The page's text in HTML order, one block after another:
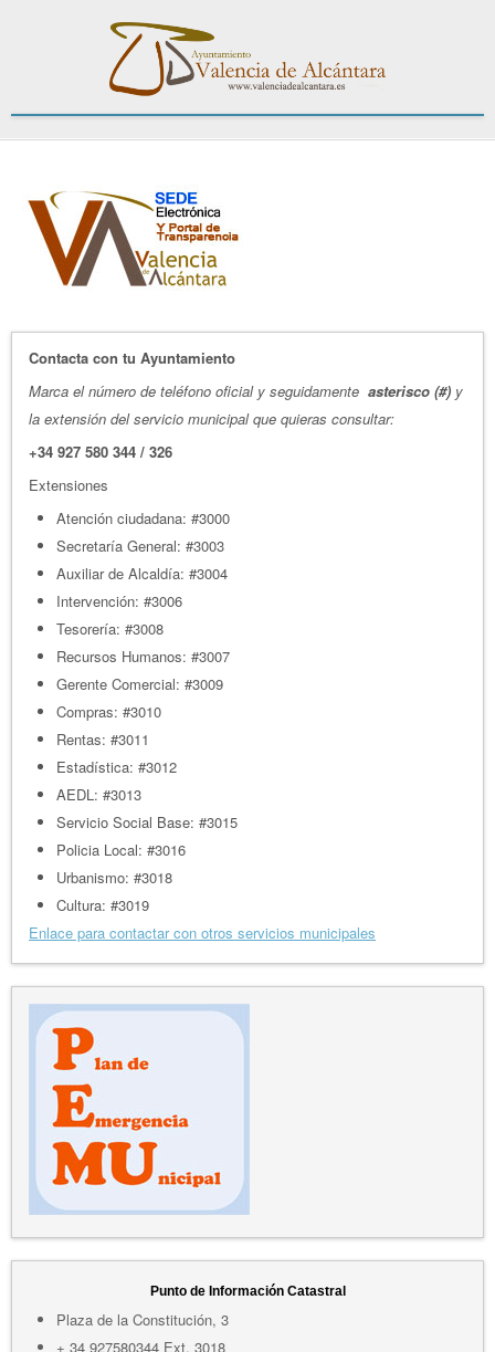
Contacta con tu Ayuntamiento
Marca el número de teléfono oficial y seguidamente asterisco (#) y
la extensión del servicio municipal que quieras consultar:
+34 927 580 344 / 326
Extensiones
Atención ciudadana: #3000
Secretaría General: #3003
Auxiliar de Alcaldía: #3004
Intervención: #3006
Tesorería: #3008
Recursos Humanos: #3007
Gerente Comercial: #3009
Compras: #3010
Rentas: #3011
Estadística: #3012
AEDL: #3013
Servicio Social Base: #3015
Policia Local: #3016
Urbanismo: #3018
Cultura: #3019
Enlace para contactar con otros servicios municipales
Punto de Información Catastral
Plaza de la Constitución, 3
+ 34 927580344 Ext. 3018